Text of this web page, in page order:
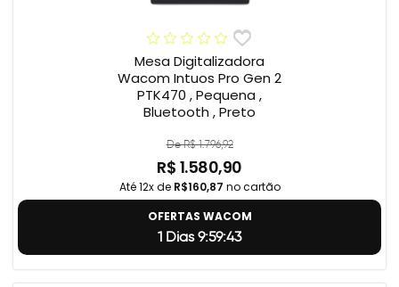
Mesa Digitalizadora
Wacom Intuos Pro Gen 2
PTK470 , Pequena ,
Bluetooth , Preto
De R$ 1.796,92
R$ 1.580,90
Até 12x de R$160,87 no cartão
OFERTAS WACOM
1 Dias 9:59:42